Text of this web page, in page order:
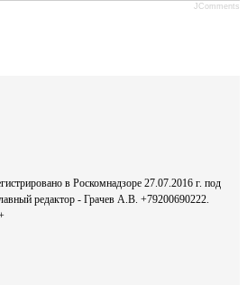
JComments
в Роскомнадзоре 27.07.2016 г. под
редактор - Грачев А.В. +79200690222.